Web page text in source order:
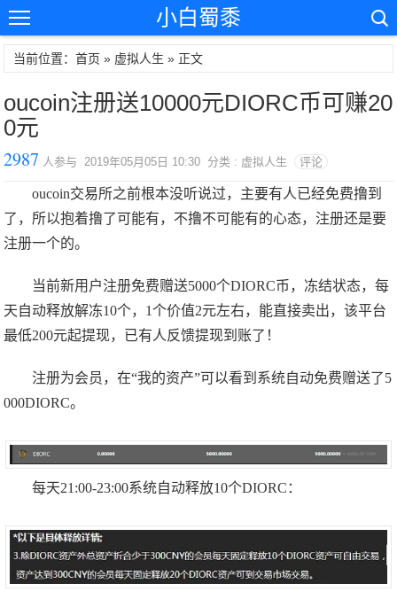
小白蜀黍
当前位置：首页 » 虚拟人生 » 正文
oucoin注册送10000元DIORC币可赚20
0元
2987 人参与 2019年05月05日 10:30 分类 : 虚拟人生 评论
oucoin交易所之前根本没听说过，主要有人已经免费撸到
了，所以抱着撸了可能有，不撸不可能有的心态，注册还是要
注册一个的。
当前新用户注册免费赠送5000个DIORC币，冻结状态，每
天自动释放解冻10个，1个价值2元左右，能直接卖出，该平台
最低200元起提现，已有人反馈提现到账了！
注册为会员，在“我的资产”可以看到系统自动免费赠送了5
000DIORC。
每天21:00-23:00系统自动释放10个DIORC：